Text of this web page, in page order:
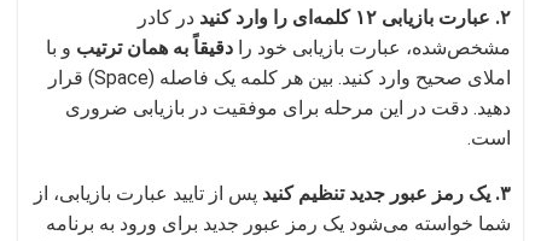
۲. عبارت بازیابی ۱۲ کلمه‌ای را وارد کنید
در کادر
مشخص‌شده، عبارت بازیابی خود را دقیقاً به همان ترتیب و با
املای صحیح وارد کنید. بین هر کلمه یک فاصله (Space) قرار
دهید. دقت در این مرحله برای موفقیت در بازیابی ضروری
است.
۳. یک رمز عبور جدید تنظیم کنید
پس از تایید عبارت بازیابی، از
شما خواسته می‌شود یک رمز عبور جدید برای ورود به برنامه